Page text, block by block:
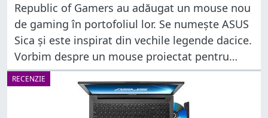
Republic of Gamers au adăugat un mouse nou
de gaming în portofoliul lor. Se numește ASUS
Sica și este inspirat din vechile legende dacice.
Vorbim despre un mouse proiectat pentru
gameri cu buget redus care apreciază marca
ROG și își
RECENZIE